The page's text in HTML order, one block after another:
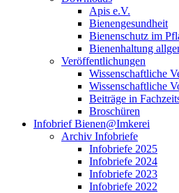
Apis e.V.
Bienengesundheit
Bienenschutz im
Bienenhaltung
Veröffentlichungen
Wissenschaftliche
Wissenschaftliche
Beiträge in
Broschüren
Infobrief Bienen@Imkerei
Archiv Infobriefe
Infobriefe 2025
Infobriefe 2024
Infobriefe 2023
Infobriefe 2022